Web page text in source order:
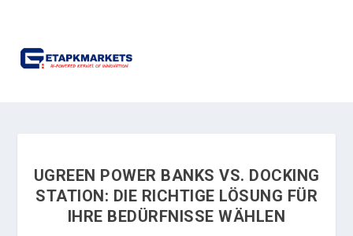
UGREEN POWER BANKS VS. DOCKING
STATION: DIE RICHTIGE LÖSUNG FÜR
IHRE BEDÜRFNISSE WÄHLEN